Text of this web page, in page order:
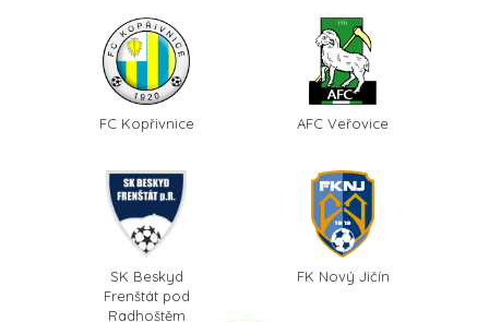
FC Kopřivnice AFC Veřovice
SK Beskyd
Frenštát pod
Radhoštěm
FK Nový Jičín